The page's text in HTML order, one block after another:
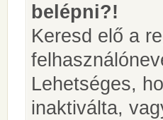
belépni?!
Keresd elő a
Lehetséges,
inaktiválta,